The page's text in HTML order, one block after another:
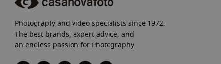
Photograpfy and video specialists since 1972.
The best brands, expert advice, and
an endless passion for Photography.